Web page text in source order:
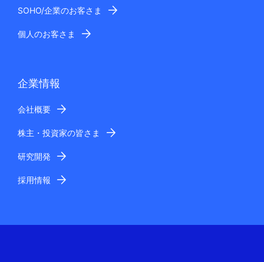
SOHO/企業のお客さま
個人のお客さま
企業情報
会社概要
株主・投資家の皆さま
研究開発
採用情報